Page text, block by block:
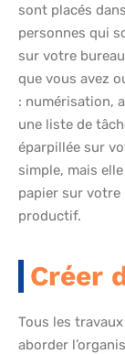
sont placés
personnes qui
sur votre
que vous avez
: numérisation,
une liste de
éparpillée sur
simple, mais
papier sur votre
productif.
Créer
Tous les
aborder